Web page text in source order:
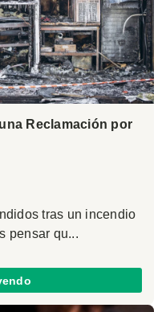
Reclamación por
tras un incendio
pensar qu...